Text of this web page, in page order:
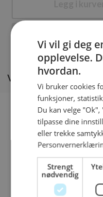
Vil du legge til noe i
Vi vil gi deg
opplevelse.
hvordan.
Vi bruker cookies
funksjoner,
Du kan velge
tilpasse dine
eller trekke
Strengt
nødvendig